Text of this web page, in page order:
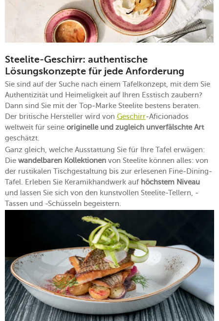
Steelite-Geschirr: authentische
Lösungskonzepte für jede Anforderung
Sie sind auf der Suche nach einem Tafelkonzept, mit dem Sie
Authentizität und Heimeligkeit auf Ihren Esstisch zaubern?
Dann sind Sie mit der Top-Marke Steelite bestens beraten.
Der britische Hersteller wird von Geschirr-Aficionados
weltweit für seine originelle und zugleich unverfälschte Art
geschätzt.
Ganz gleich, welche Ausstattung Sie für Ihre Tafel erwägen:
Die wandelbaren Kollektionen von Steelite können alles: von
der rustikalen Tischgestaltung bis zur erlesenen Fine-Dining-
Tafel. Erleben Sie Keramikhandwerk auf höchstem Niveau
und lassen Sie sich von den kunstvollen Steelite-Tellern, -
Tassen und -Schüsseln begeistern.